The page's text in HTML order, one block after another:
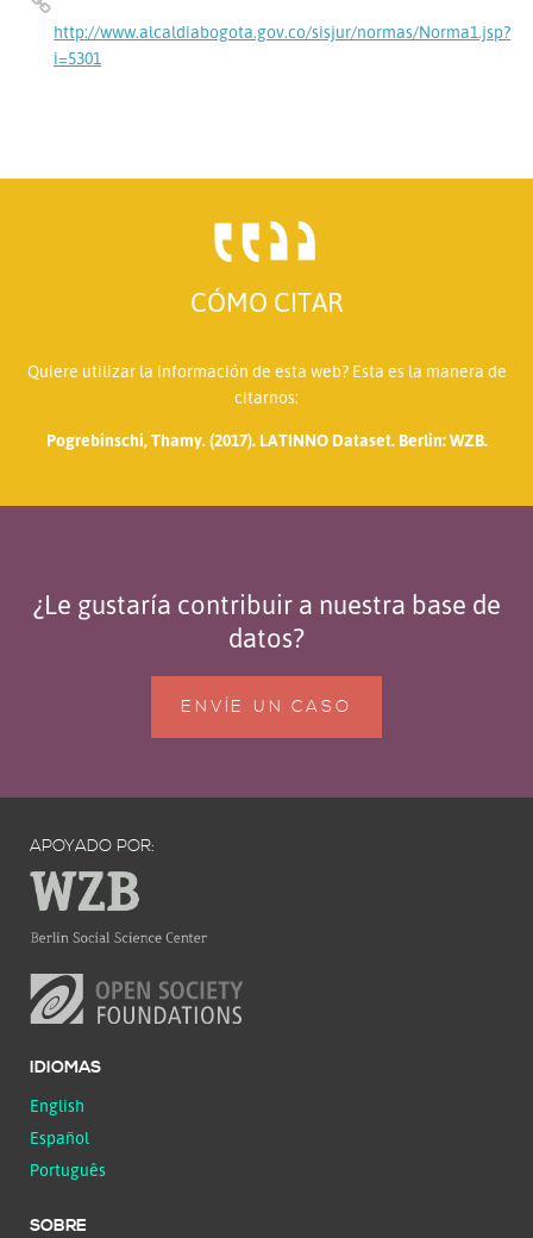
http://www.alcaldiabogota.gov.co/sisjur/normas/Norma1.jsp?
i=5301
CÓMO CITAR
Quiere utilizar la información de esta web? Esta es la manera de
citarnos:
Pogrebinschi, Thamy. (2017). LATINNO Dataset. Berlin: WZB.
¿Le gustaría contribuir a nuestra base de
datos?
ENVÍE UN CASO
APOYADO POR:
IDIOMAS
English
Español
Português
SOBRE